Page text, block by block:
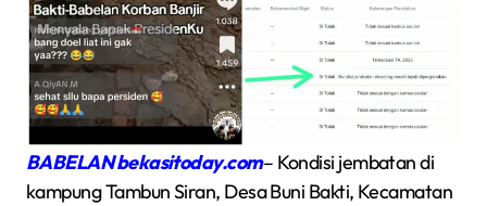
BABELAN bekasitoday.com– Kondisi jembatan di
kampung Tambun Siran, Desa Buni Bakti, Kecamatan